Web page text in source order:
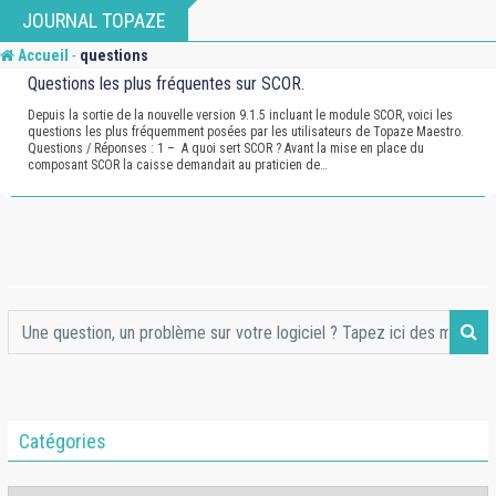
to
content
JOURNAL TOPAZE
Accueil - questions
Questions les plus fréquentes sur SCOR.
Depuis la sortie de la nouvelle version 9.1.5 incluant le module SCOR, voici les
questions les plus fréquemment posées par les utilisateurs de Topaze Maestro.
Questions / Réponses : 1 – A quoi sert SCOR ? Avant la mise en place du
composant SCOR la caisse demandait au praticien de…
Catégories